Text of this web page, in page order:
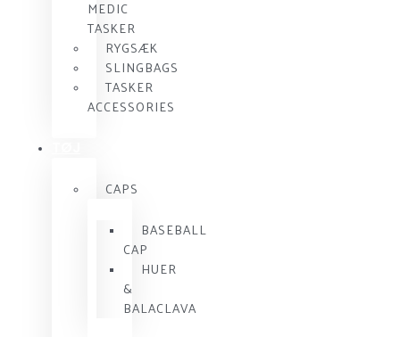
MEDIC
TASKER
RYGSÆK
SLINGBAGS
TASKER
ACCESSORIES
CAPS
BASEBALL
CAP
HUER
&
BALACLAVA